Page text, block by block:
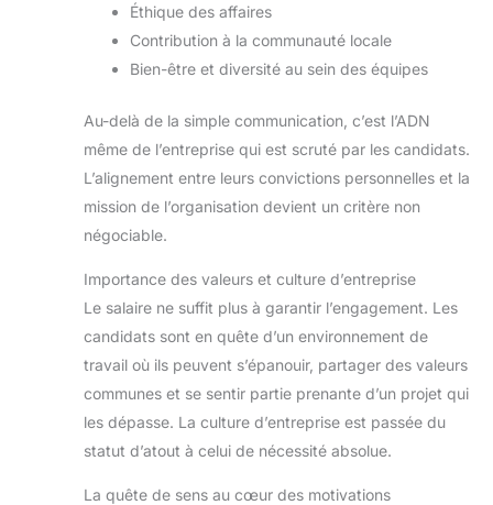
Éthique des affaires
Contribution à la communauté locale
Bien-être et diversité au sein des équipes
Au-delà de la simple communication, c’est l’ADN
même de l’entreprise qui est scruté par les candidats.
L’alignement entre leurs convictions personnelles et la
mission de l’organisation devient un critère non
négociable.
Importance des valeurs et culture d’entreprise
Le salaire ne suffit plus à garantir l’engagement. Les
candidats sont en quête d’un environnement de
travail où ils peuvent s’épanouir, partager des valeurs
communes et se sentir partie prenante d’un projet qui
les dépasse. La culture d’entreprise est passée du
statut d’atout à celui de nécessité absolue.
La quête de sens au cœur des motivations